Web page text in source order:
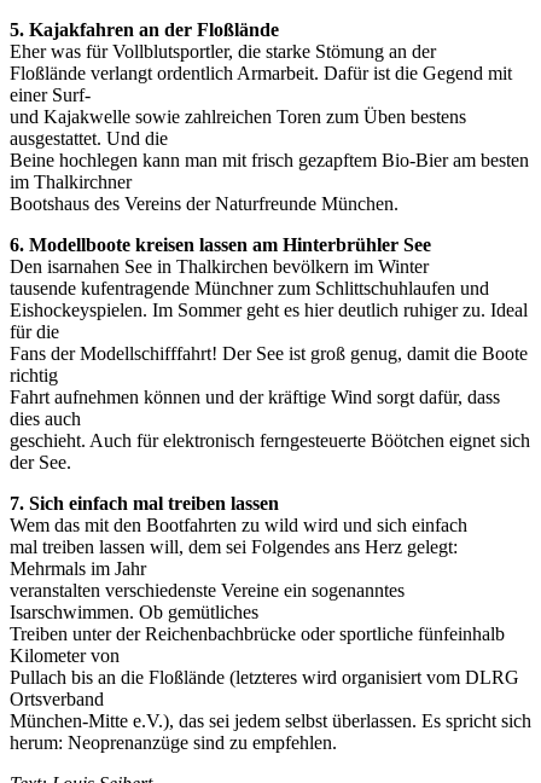
5. Kajakfahren an der Floßlände
Eher was für Vollblutsportler, die starke Stömung an der
Floßlände verlangt ordentlich Armarbeit. Dafür ist die Gegend mit
einer Surf-
und Kajakwelle sowie zahlreichen Toren zum Üben bestens
ausgestattet. Und die
Beine hochlegen kann man mit frisch gezapftem Bio-Bier am besten
im Thalkirchner
Bootshaus des Vereins der Naturfreunde München.
6. Modellboote kreisen lassen am Hinterbrühler See
Den isarnahen See in Thalkirchen bevölkern im Winter
tausende kufentragende Münchner zum Schlittschuhlaufen und
Eishockeyspielen. Im Sommer geht es hier deutlich ruhiger zu. Ideal
für die
Fans der Modellschifffahrt! Der See ist groß genug, damit die Boote
richtig
Fahrt aufnehmen können und der kräftige Wind sorgt dafür, dass
dies auch
geschieht. Auch für elektronisch ferngesteuerte Böötchen eignet sich
der See.
7. Sich einfach mal treiben lassen
Wem das mit den Bootfahrten zu wild wird und sich einfach
mal treiben lassen will, dem sei Folgendes ans Herz gelegt:
Mehrmals im Jahr
veranstalten verschiedenste Vereine ein sogenanntes
Isarschwimmen. Ob gemütliches
Treiben unter der Reichenbachbrücke oder sportliche fünfeinhalb
Kilometer von
Pullach bis an die Floßlände (letzteres wird organisiert vom DLRG
Ortsverband
München-Mitte e.V.), das sei jedem selbst überlassen. Es spricht sich
herum: Neoprenanzüge sind zu empfehlen.